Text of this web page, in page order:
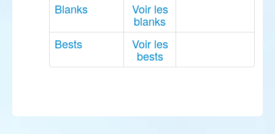
Blanks Voir les
blanks
Bests
Voir les
bests